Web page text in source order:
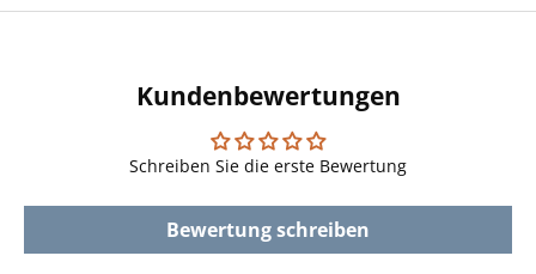
Kundenbewertungen
Schreiben Sie die erste Bewertung
Bewertung schreiben